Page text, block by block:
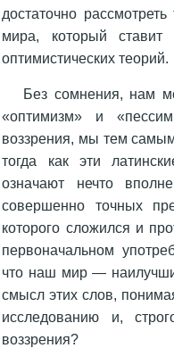
достаточно
мира, который
оптимистических теорий.
Без сомнения, нам
«оптимизм» и
воззрения, мы тем
тогда как эти
означают нечто
совершенно точных
которого сложился и
первоначальном
что наш мир —
смысл этих слов,
исследованию и,
воззрения?